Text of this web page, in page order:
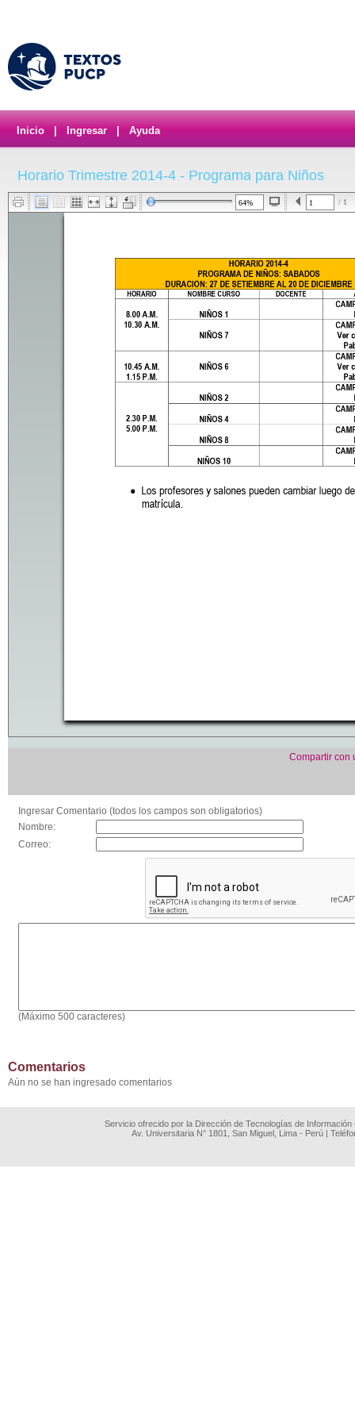
Inicio Ingresar Ayuda
Horario Trimestre 2014-4 - Programa para Niños
/ 1
Compartir con
Ingresar Comentario (todos los campos son obligatorios)
Nombre:
Correo:
(Máximo 500 caracteres)
Comentarios
Aún no se han ingresado comentarios
Servicio ofrecido por la Dirección de Tecnologías de
Av. Universitaria N° 1801, San Miguel, Lima - Perú |